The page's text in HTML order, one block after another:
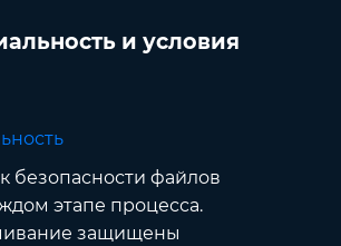
и условия
безопасности файлов
этапе процесса.
защищены